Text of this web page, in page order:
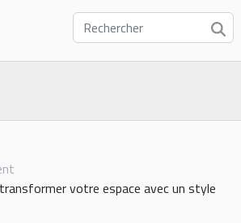
votre espace avec un style